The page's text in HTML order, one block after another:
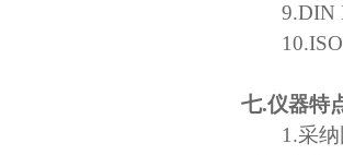
9.DIN
七.仪器特
1.采